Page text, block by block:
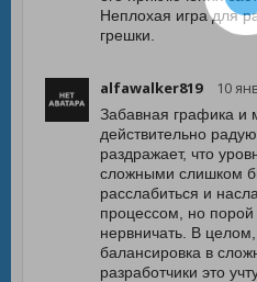
Неплохая игра для
грешки.
alfawalker819 10
Забавная графика и
действительно
раздражает, что
сложными слишком
расслабиться и
процессом, но порой
нервничать. В
балансировка в
разработчики это